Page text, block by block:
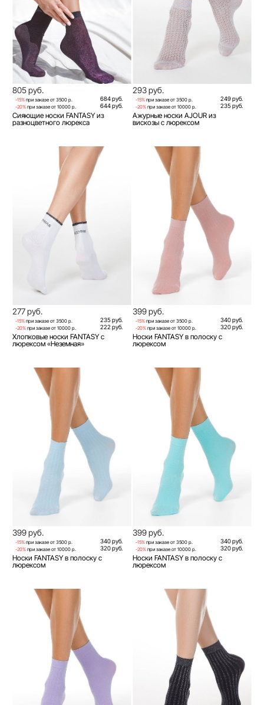
805 руб.
-15% при заказе от 3500 р. 684 руб.
-20% при заказе от 10000 р. 644 руб.
Сияющие носки FANTASY из
разноцветного люрекса
293 руб.
-15% при заказе от 3500 р. 249 руб.
-20% при заказе от 10000 р. 235 руб.
Ажурные носки AJOUR из
вискозы с люрексом
277 руб.
-15% при заказе от 3500 р. 235 руб.
-20% при заказе от 10000 р. 222 руб.
Хлопковые носки FANTASY с
люрексом «Неземная»
399 руб.
-15% при заказе от 3500 р. 340 руб.
-20% при заказе от 10000 р. 320 руб.
Носки FANTASY в полоску с
люрексом
399 руб.
-15% при заказе от 3500 р. 340 руб.
-20% при заказе от 10000 р. 320 руб.
Носки FANTASY в полоску с
люрексом
399 руб.
-15% при заказе от 3500 р. 340 руб.
-20% при заказе от 10000 р. 320 руб.
Носки FANTASY в полоску с
люрексом